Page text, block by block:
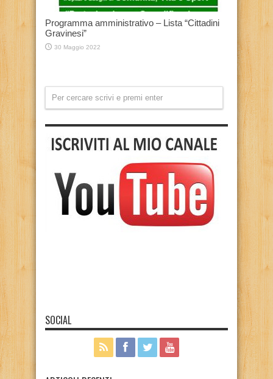
Programma amministrativo – Lista “Cittadini
Gravinesi”
30 Maggio 2022
SOCIAL